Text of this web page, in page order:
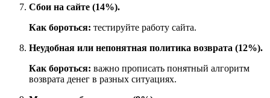
Сбои на сайте (14%).
Как бороться: тестируйте работу сайта.
Неудобная или непонятная политика возврата (12%).
Как бороться: важно прописать понятный алгоритм
возврата денег в разных ситуациях.